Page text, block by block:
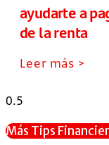
ayudarte a
de la renta
Leer más >
Más Tips